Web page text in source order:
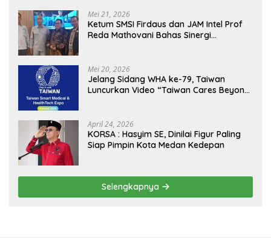
Mei 21, 2026
Ketum SMSI Firdaus dan JAM Intel Prof
Reda Mathovani Bahas Sinergi
MBG, Perkuat Pengawasan Program
Pemerintah
Mei 20, 2026
Jelang Sidang WHA ke-79, Taiwan
Luncurkan Video “Taiwan Cares Beyond
April 24, 2026
KORSA : Hasyim SE, Dinilai Figur Paling
Siap Pimpin Kota Medan Kedepan
Selengkapnya